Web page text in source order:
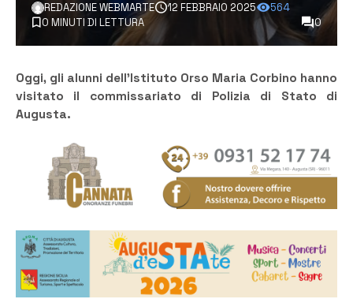
REDAZIONE WEBMARTE 12 FEBBRAIO 2025
564
0 MINUTI DI LETTURA
0
Oggi, gli alunni dell’Istituto Orso Maria Corbino hanno
visitato il commissariato di Polizia di Stato di
Augusta.